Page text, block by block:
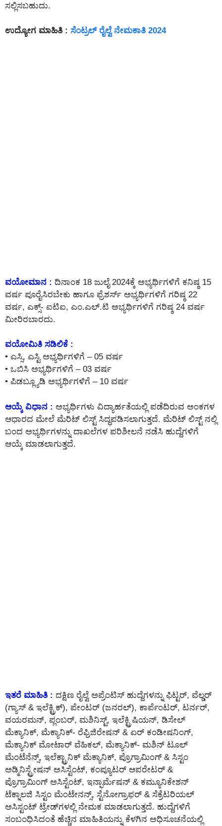
ಸಲ್ಲಿಸಬಹುದು.
ಉದ್ಯೋಗ ಮಾಹಿತಿ : ಸೆಂಟ್ರಲ್ ರೈಲ್ವೆ ನೇಮಕಾತಿ 2024
ವಯೋಮಾನ : ದಿನಾಂಕ 18 ಜುಲೈ 2024ಕ್ಕೆ ಅಭ್ಯರ್ಥಿಗಳಿಗೆ ಕನಿಷ್ಠ 15
ವರ್ಷ ಪೂರೈಸಿರಬೇಕು ಹಾಗೂ ಫ್ರೆಶರ್ಸ್ ಅಭ್ಯರ್ಥಿಗಳಿಗೆ ಗರಿಷ್ಠ 22
ವರ್ಷ, ಎಕ್ಸ್- ಐಟಿಐ, ಎಂ.ಎಲ್.ಟಿ ಅಭ್ಯರ್ಥಿಗಳಿಗೆ ಗರಿಷ್ಠ 24 ವರ್ಷ
ಮೀರಿರಬಾರದು.
ವಯೋಮಿತಿ ಸಡಿಲಿಕೆ :
• ಎಸ್ಸಿ, ಎಸ್ಟಿ ಅಭ್ಯರ್ಥಿಗಳಿಗೆ – 05 ವರ್ಷ
• ಒಬಿಸಿ ಅಭ್ಯರ್ಥಿಗಳಿಗೆ – 03 ವರ್ಷ
• ಪಿಡಬ್ಲ್ಯೂಡಿ ಅಭ್ಯರ್ಥಿಗಳಿಗೆ – 10 ವರ್ಷ
ಆಯ್ಕೆ ವಿಧಾನ : ಅಭ್ಯರ್ಥಿಗಳು ವಿದ್ಯಾರ್ಹತೆಯಲ್ಲಿ ಪಡೆದಿರುವ ಅಂಕಗಳ
ಆಧಾರದ ಮೇಲೆ ಮೆರಿಟ್ ಲಿಸ್ಟ್ ಸಿದ್ಧಪಡಿಸಲಾಗುತ್ತದೆ. ಮೆರಿಟ್ ಲಿಸ್ಟ್ ನಲ್ಲಿ
ಬಂದ ಅಭ್ಯರ್ಥಿಗಳನ್ನು ದಾಖಲೆಗಳ ಪರಿಶೀಲನೆ ನಡೆಸಿ ಹುದ್ದೆಗಳಿಗೆ
ಆಯ್ಕೆ ಮಾಡಲಾಗುತ್ತದೆ.
ಇತರೆ ಮಾಹಿತಿ : ದಕ್ಷಿಣ ರೈಲ್ವೆ ಅಪ್ರೆಂಟಿಸ್ ಹುದ್ದೆಗಳನ್ನು ಫಿಟ್ಟರ್, ವೆಲ್ಡರ್
(ಗ್ಯಾಸ್ & ಇಲೆಕ್ಟ್ರಿಕ್), ಪೇಂಟರ್ (ಜನರಲ್), ಕಾರ್ಪೆಂಟರ್, ಟರ್ನರ್,
ವಯರಮನ್, ಪ್ಲಂಬರ್, ಮಶಿನಿಸ್ಟ್, ಇಲೆಕ್ಟ್ರಿಷಿಯನ್, ಡಿಸೇಲ್
ಮೆಕ್ಯಾನಿಕ್, ಮೆಕ್ಯಾನಿಕ್- ರೆಫ್ರಿಜಿರೇಷನ್ & ಏರ್ ಕಂಡೀಷನಿಂಗ್,
ಮೆಕ್ಯಾನಿಕ್ ಮೋಟಾರ್ ವೆಹಿಕಲ್, ಮೆಕ್ಯಾನಿಕ್- ಮಶಿನ್ ಟೂಲ್
ಮೆಂಟೆನೆನ್ಸ್, ಇಲೆಕ್ಟ್ರಾನಿಕ್ ಮೆಕ್ಯಾನಿಕ್, ಪ್ರೊಗ್ರಾಮಿಂಗ್ & ಸಿಸ್ಟಂ
ಅಡ್ಮಿನಿಸ್ಟ್ರೇಷನ್ ಅಸಿಸ್ಟೆಂಟ್, ಕಂಪ್ಯೂಟರ್ ಆಪರೇಟರ್ &
ಪ್ರೊಗ್ರಾಮಿಂಗ್ ಅಸಿಸ್ಟೆಂಟ್, ಇನ್ಫಾರ್ಮೆಷನ್ & ಕಮ್ಯೂನಿಕೇಶನ್
ಟೆಕ್ನಾಲಜಿ ಸಿಸ್ಟಂ ಮೆಂಟೇನನ್ಸ್, ಸ್ಟೆನೋಗ್ರಾಫರ್ & ಸೆಕ್ರೆಟರಿಯಲ್
ಅಸಿಸ್ಟಂಟ್ ಟ್ರೇಡ್‌ಗಳಲ್ಲಿ ನೇಮಕ ಮಾಡಲಾಗುತ್ತದೆ. ಹುದ್ದೆಗಳಿಗೆ
ಸಂಬಂಧಿಸಿದಂತೆ ಹೆಚ್ಚಿನ ಮಾಹಿತಿಯನ್ನು ಕೆಳಗಿನ ಅಧಿಸೂಚನೆಯಲ್ಲಿ